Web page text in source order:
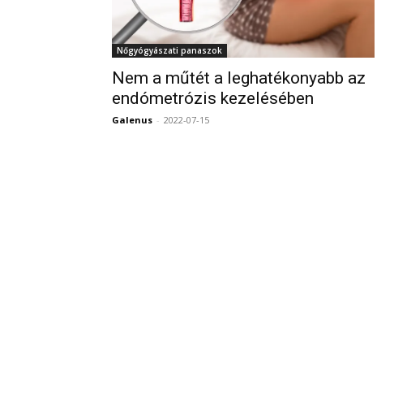
Nőgyógyászati panaszok
Nem a műtét a leghatékonyabb az
endómetrózis kezelésében
Galenus - 2022-07-15